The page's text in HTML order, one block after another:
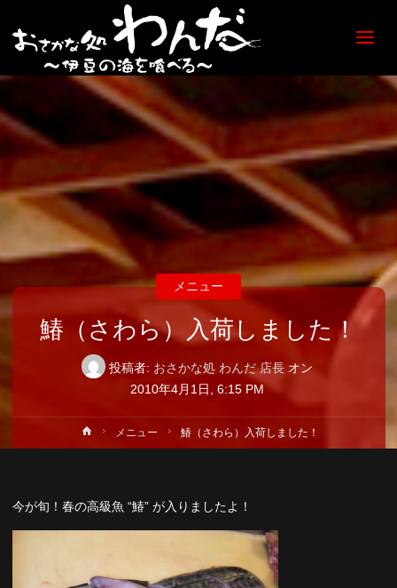
屋】
おさ
かな
処
わん
だ
鰆（さわら）入荷しました！
投稿者: おさかな処 わんだ 店長 オン
2010年4月1日, 6:15 PM
メニュー
ホ
ー
メニュー 鰆（さわら）入荷しました！
今が旬！春の高級魚 “鰆” が入りましたよ！